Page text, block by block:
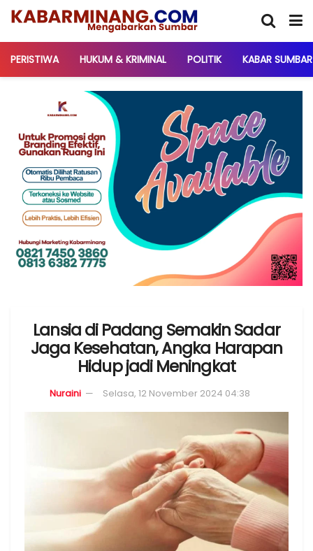
PERISTIWA HUKUM & KRIMINAL POLITIK KABAR SUMBAR
Lansia di Padang Semakin Sadar
Jaga Kesehatan, Angka Harapan
Hidup jadi Meningkat
Nuraini Selasa, 12 November 2024 04:38